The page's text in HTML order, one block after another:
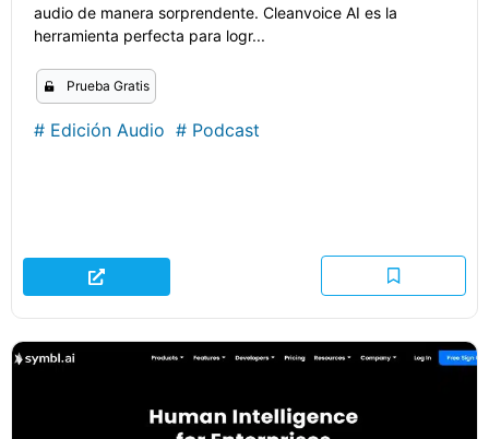
audio de manera sorprendente. Cleanvoice AI es la
herramienta perfecta para logr...
Prueba Gratis
# Edición Audio # Podcast